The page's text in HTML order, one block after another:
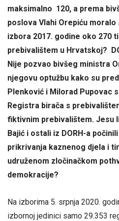
maksimalno 120, a prema
poslova Vlahi Orepiću
izbora 2017. godine oko 270
prebivalištem u Hrvatskoj?
Nije pozvao bivšeg ministra
njegovu optužbu kako su
Plenković i Milorad Pupovac
Registra birača s
fiktivnim prebivalištem. Jesu
Bajić i ostali iz DORH-a
prikrivanja kaznenog djela i
udruženom zločinačkom
demokracije?
Na izborima 5. srpnja 2020.
izbornoj jedinici samo 29.353